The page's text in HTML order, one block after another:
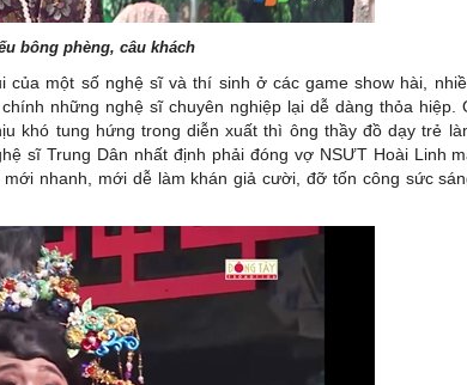
bông phèng, câu khách
một số nghệ sĩ và thí sinh ở các game show hài,
những nghệ sĩ chuyên nghiệp lại dễ dàng thỏa hiệp.
khó tung hứng trong diễn xuất thì ông thầy đồ dạy trẻ
sĩ Trung Dân nhất định phải đóng vợ NSƯT Hoài Linh
nhanh, mới dễ làm khán giả cười, đỡ tốn công sức